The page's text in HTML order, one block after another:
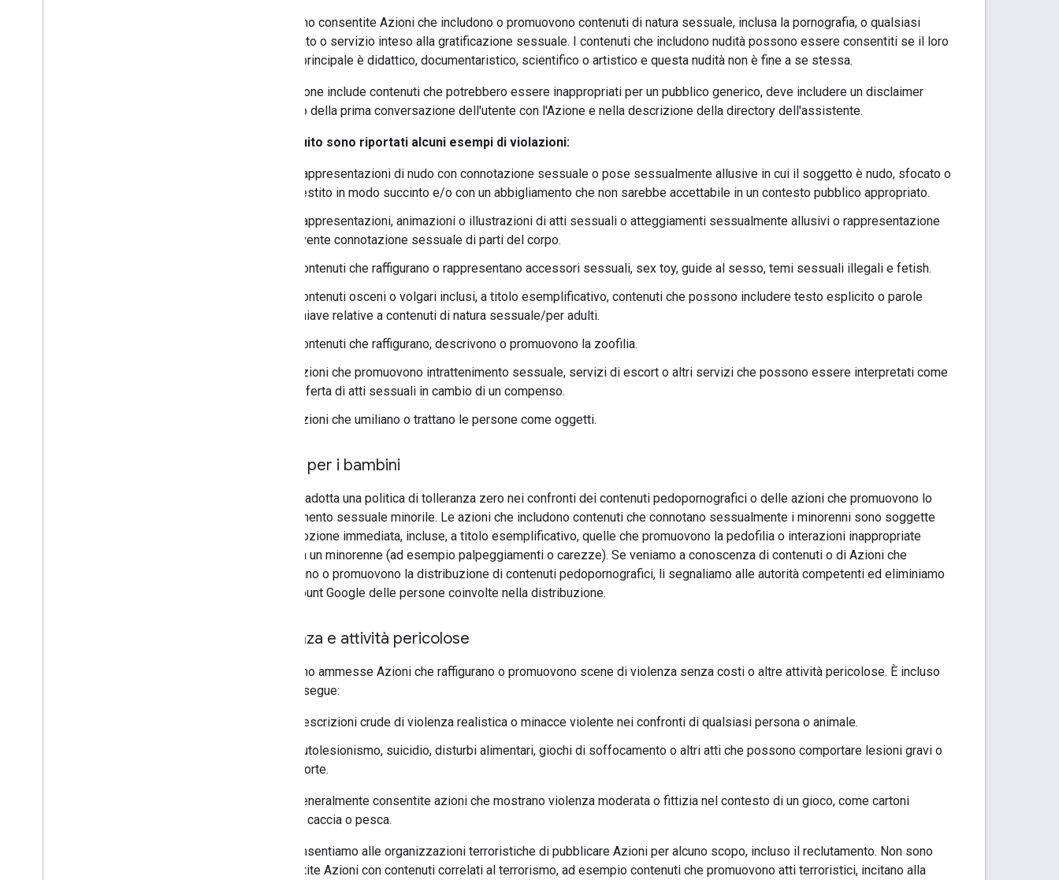
Non sono consentite Azioni che includono o promuovono contenuti di natura sessuale, inclusa la pornografia, o qualsiasi
contenuto o servizio inteso alla gratificazione sessuale. I contenuti che includono nudità possono essere consentiti se il loro
scopo principale è didattico, documentaristico, scientifico o artistico e questa nudità non è fine a se stessa.
Se l'Azione include contenuti che potrebbero essere inappropriati per un pubblico generico, deve includere un disclaimer
all'inizio della prima conversazione dell'utente con l'Azione e nella descrizione della directory dell'assistente.
Di seguito sono riportati alcuni esempi di violazioni:
Rappresentazioni di nudo con connotazione sessuale o pose sessualmente allusive in cui il soggetto è nudo, sfocato o
vestito in modo succinto e/o con un abbigliamento che non sarebbe accettabile in un contesto pubblico appropriato.
Rappresentazioni, animazioni o illustrazioni di atti sessuali o atteggiamenti sessualmente allusivi o rappresentazione
avente connotazione sessuale di parti del corpo.
Contenuti che raffigurano o rappresentano accessori sessuali, sex toy, guide al sesso, temi sessuali illegali e fetish.
Contenuti osceni o volgari inclusi, a titolo esemplificativo, contenuti che possono includere testo esplicito o parole
chiave relative a contenuti di natura sessuale/per adulti.
Contenuti che raffigurano, descrivono o promuovono la zoofilia.
Azioni che promuovono intrattenimento sessuale, servizi di escort o altri servizi che possono essere interpretati come
offerta di atti sessuali in cambio di un compenso.
Azioni che umiliano o trattano le persone come oggetti.
Rischi per i bambini
Google adotta una politica di tolleranza zero nei confronti dei contenuti pedopornografici o delle azioni che promuovono lo
sfruttamento sessuale minorile. Le azioni che includono contenuti che connotano sessualmente i minorenni sono soggette
alla rimozione immediata, incluse, a titolo esemplificativo, quelle che promuovono la pedofilia o interazioni inappropriate
rivolte a un minorenne (ad esempio palpeggiamenti o carezze). Se veniamo a conoscenza di contenuti o di Azioni che
agevolano o promuovono la distribuzione di contenuti pedopornografici, li segnaliamo alle autorità competenti ed eliminiamo
gli Account Google delle persone coinvolte nella distribuzione.
Violenza e attività pericolose
Non sono ammesse Azioni che raffigurano o promuovono scene di violenza senza costi o altre attività pericolose. È incluso
quanto segue:
Descrizioni crude di violenza realistica o minacce violente nei confronti di qualsiasi persona o animale.
Autolesionismo, suicidio, disturbi alimentari, giochi di soffocamento o altri atti che possono comportare lesioni gravi o
morte.
Sono generalmente consentite azioni che mostrano violenza moderata o fittizia nel contesto di un gioco, come cartoni
animati, caccia o pesca.
Non consentiamo alle organizzazioni terroristiche di pubblicare Azioni per alcuno scopo, incluso il reclutamento. Non sono
consentite Azioni con contenuti correlati al terrorismo, ad esempio contenuti che promuovono atti terroristici, incitano alla